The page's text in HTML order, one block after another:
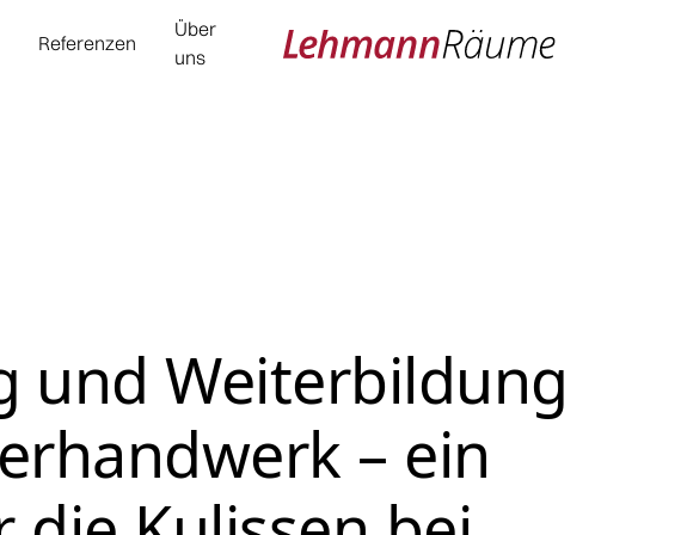
Referenzen
Über
uns
und Weiterbildung
– ein